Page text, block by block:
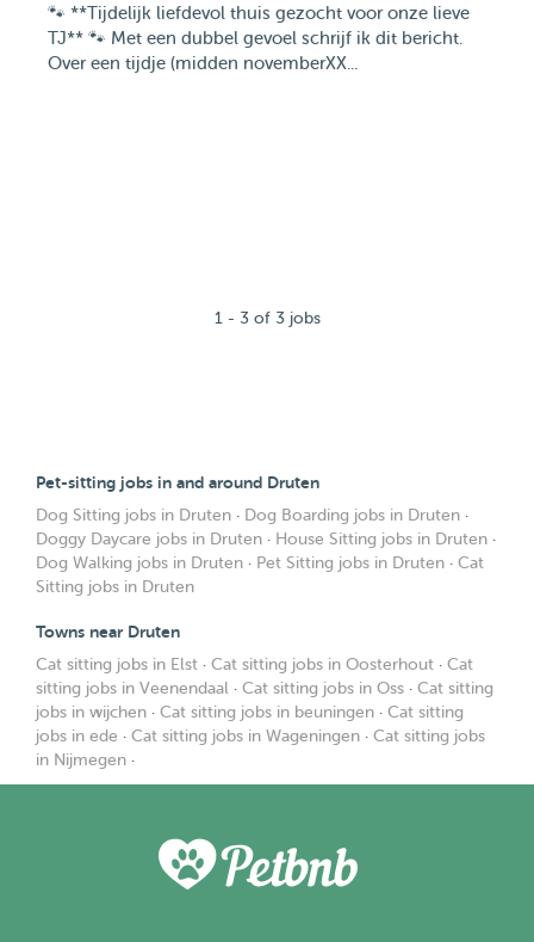
🐾 **Tijdelijk liefdevol thuis gezocht voor onze lieve
TJ** 🐾 Met een dubbel gevoel schrijf ik dit bericht.
Over een tijdje (midden novemberXX...
1 - 3 of 3 jobs
Pet-sitting jobs in and around Druten
Dog Sitting jobs in Druten · Dog Boarding jobs in Druten ·
Doggy Daycare jobs in Druten · House Sitting jobs in Druten ·
Dog Walking jobs in Druten · Pet Sitting jobs in Druten · Cat
Sitting jobs in Druten
Towns near Druten
Cat sitting jobs in Elst · Cat sitting jobs in Oosterhout · Cat
sitting jobs in Veenendaal · Cat sitting jobs in Oss · Cat sitting
jobs in wijchen · Cat sitting jobs in beuningen · Cat sitting
jobs in ede · Cat sitting jobs in Wageningen · Cat sitting jobs
in Nijmegen ·